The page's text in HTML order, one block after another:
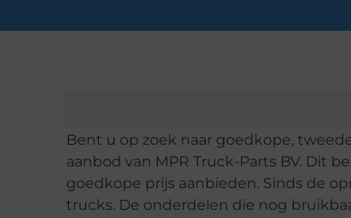
Bent u op zoek naar goedkope,
aanbod van MPR Truck-Parts BV. Dit
goedkope prijs aanbieden. Sinds de
trucks. De onderdelen die nog